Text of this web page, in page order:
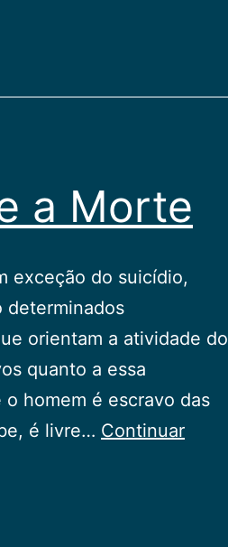
a Morte
exceção do suicídio,
determinados
orientam a atividade do
quanto a essa
homem é escravo das
é livre… Continuar